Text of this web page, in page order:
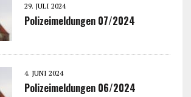
29. JULI 2024
Polizeimeldungen 07/2024
4. JUNI 2024
Polizeimeldungen 06/2024